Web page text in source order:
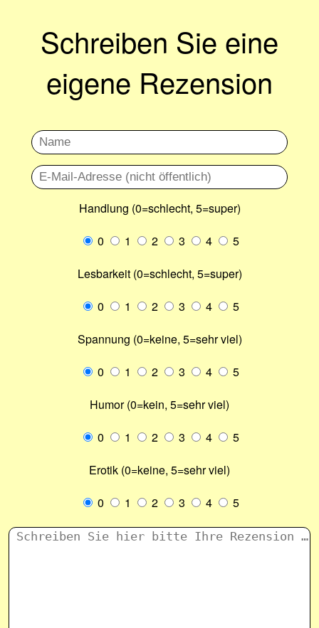
Schreiben Sie eine
eigene Rezension
Handlung (0=schlecht, 5=super)
0
1 2 3 4
5
Lesbarkeit (0=schlecht, 5=super)
0
1 2 3 4
5
Spannung (0=keine, 5=sehr viel)
0
1 2 3 4
5
Humor (0=kein, 5=sehr viel)
0
1 2 3 4
5
Erotik (0=keine, 5=sehr viel)
0
1 2 3 4 5